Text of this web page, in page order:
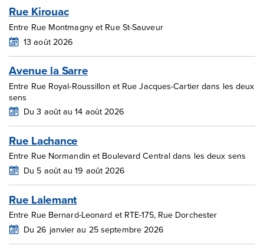
Rue Kirouac
Entre Rue Montmagny et Rue St-Sauveur
13 août 2026
Avenue la Sarre
Entre Rue Royal-Roussillon et Rue Jacques-Cartier dans les deux
sens
Du 3 août au 14 août 2026
Rue Lachance
Entre Rue Normandin et Boulevard Central dans les deux sens
Du 5 août au 19 août 2026
Rue Lalemant
Entre Rue Bernard-Leonard et RTE-175, Rue Dorchester
Du 26 janvier au 25 septembre 2026